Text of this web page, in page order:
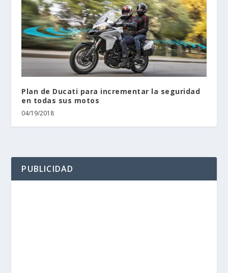
Plan de Ducati para incrementar la seguridad
en todas sus motos
04/19/2018
PUBLICIDAD